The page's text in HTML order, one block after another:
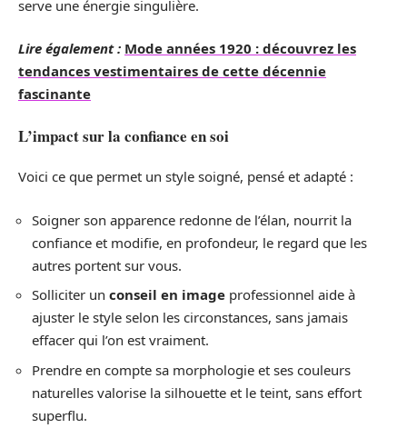
serve une énergie singulière.
Lire également : Mode années 1920 : découvrez les
tendances vestimentaires de cette décennie
fascinante
L’impact sur la confiance en soi
Voici ce que permet un style soigné, pensé et adapté :
Soigner son apparence redonne de l’élan, nourrit la
confiance et modifie, en profondeur, le regard que les
autres portent sur vous.
Solliciter un conseil en image professionnel aide à
ajuster le style selon les circonstances, sans jamais
effacer qui l’on est vraiment.
Prendre en compte sa morphologie et ses couleurs
naturelles valorise la silhouette et le teint, sans effort
superflu.